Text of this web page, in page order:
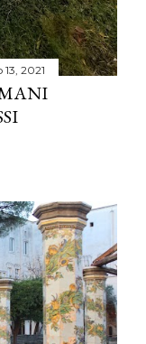
2021